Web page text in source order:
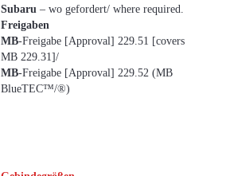
Subaru – wo gefordert/ where required.
Freigaben
MB-Freigabe [Approval] 229.51 [covers
MB 229.31]/
MB-Freigabe [Approval] 229.52 (MB
BlueTEC™/®)